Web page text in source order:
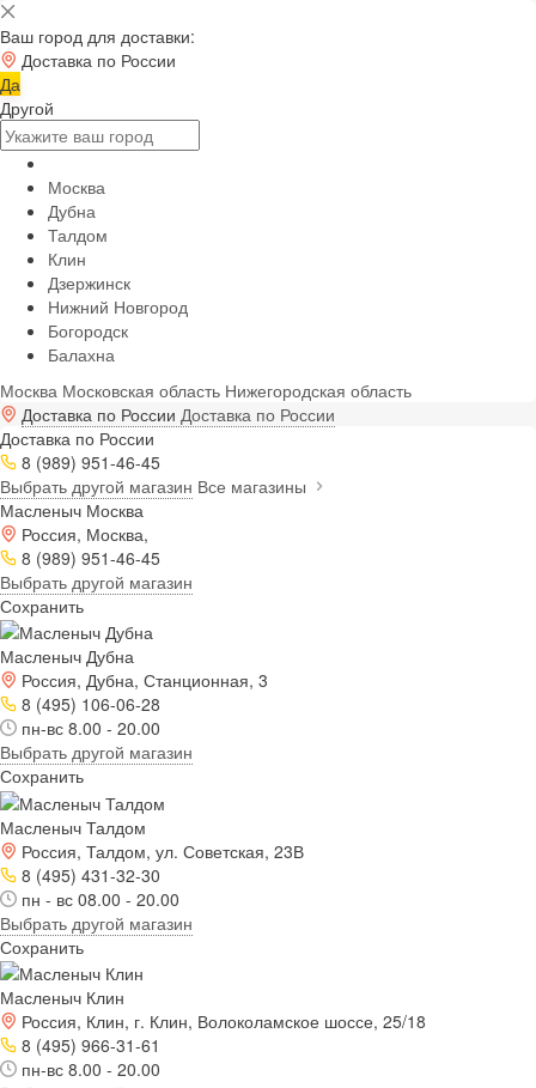
Ваш город для доставки:
Доставка по России
Да
Другой
Москва
Дубна
Талдом
Клин
Дзержинск
Нижний Новгород
Богородск
Балахна
Москва Московская область Нижегородская область
Доставка по России Доставка по России
Доставка по России
8 (989) 951-46-45
Выбрать другой магазин Все магазины
Масленыч Москва
Россия, Москва,
8 (989) 951-46-45
Выбрать другой магазин
Сохранить
Масленыч Дубна
Россия, Дубна, Станционная, 3
8 (495) 106-06-28
пн-вс 8.00 - 20.00
Выбрать другой магазин
Сохранить
Масленыч Талдом
Россия, Талдом, ул. Советская, 23В
8 (495) 431-32-30
пн - вс 08.00 - 20.00
Выбрать другой магазин
Сохранить
Масленыч Клин
Россия, Клин, г. Клин, Волоколамское шоссе, 25/18
8 (495) 966-31-61
пн-вс 8.00 - 20.00